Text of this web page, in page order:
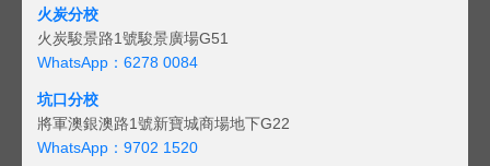
火炭分校
火炭駿景路1號駿景廣場G51
WhatsApp：6278 0084
坑口分校
將軍澳銀澳路1號新寶城商場地下G22
WhatsApp：9702 1520